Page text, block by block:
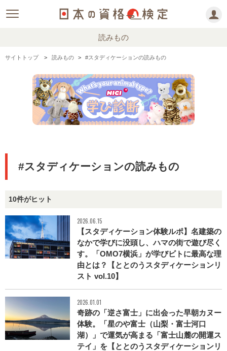
読みもの
サイトトップ 読みもの #スタディケーションの読みもの
#スタディケーションの読みもの
10件がヒット
2026.06.15
【スタディケーション体験ルポ】名建築の
なかで学びに没頭し、ハマの街で遊び尽く
す。「OMO7横浜」が学びビトに最高な理
由とは？【ととのうスタディケーションリ
スト vol.10】
2026.01.01
奇跡の「逆さ富士」に出会った早朝カヌー
体験。「星のや富士（山梨・富士河口
湖）」で運気が高まる「富士山麓の開運ス
テイ」を【ととのうスタディケーションリ